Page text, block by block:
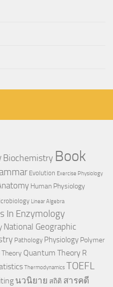
Biochemistry Book
Evolution Exercise Physiology
Human Physiology
Linear Algebra
In Enzymology
National Geographic
Pathology Physiology Polymer
Quantum Theory R
Thermodynamics TOEFL
นวนิยาย สถิติ สารคดี